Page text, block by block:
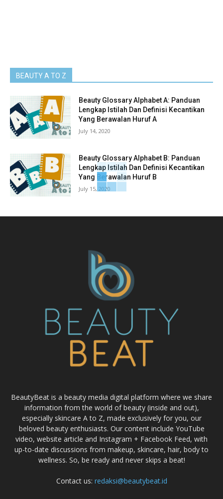
BEAUTY A TO Z
Beauty Glossary Alphabet A: Panduan
Lengkap Istilah Dan Definisi Kecantikan
Yang Berawalan Huruf A
July 14, 2020
Beauty Glossary Alphabet B: Panduan
Lengkap Istilah Dan Definisi Kecantikan
Yang Berawalan Huruf B
July 15, 2020
BeautyBeat is a beauty media digital platform where we share
information from the world of beauty (inside and out),
especially skincare A to Z, made exclusively for you, our
beloved beauty enthusiasts. Our content include YouTube
video, website article and Instagram + Facebook Feed, with
up-to-date discussions from makeup, skincare, hair, body to
wellness. So, be ready and never skips a beat!
Contact us: redaksi@beautybeat.id